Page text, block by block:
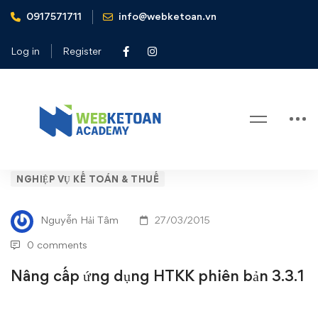
0917571711 info@webketoan.vn
Log in Register
Home
Nghiệp vụ Kế toán & Thuế
Nâng
cấp
ứng
dụng
NGHIỆP VỤ KẾ TOÁN & THUẾ
Nguyễn Hải Tâm 27/03/2015
0 comments
Nâng cấp ứng dụng HTKK phiên bản 3.3.1